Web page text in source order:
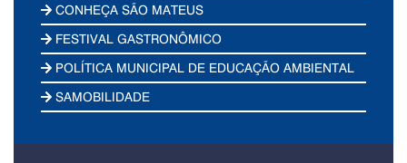
CONHEÇA SÃO MATEUS
FESTIVAL GASTRONÔMICO
POLÍTICA MUNICIPAL DE EDUCAÇÃO AMBIENTAL
SAMOBILIDADE